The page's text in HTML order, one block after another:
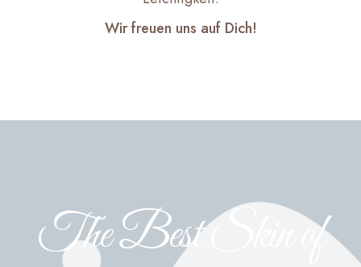
Wir freuen uns auf Dich!
The Best Skin of